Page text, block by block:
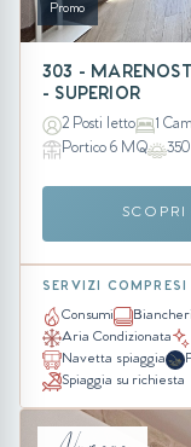
Promo
303 -
- SUPERIOR
2 Posti letto 1
Portico 6 MQ
SERVIZI COMPRESI
Consumi
Aria Condizionata
Navetta spiaggia
Spiaggia su richiesta